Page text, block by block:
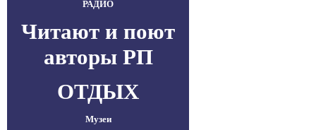
РАДИО
Читают и поют
авторы РП
ОТДЫХ
Музеи